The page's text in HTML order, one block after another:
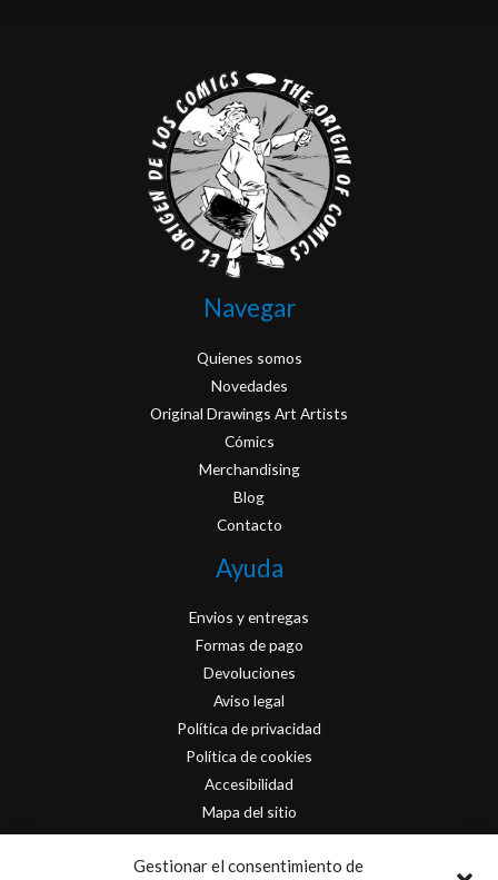
Gestionar el consentimiento de
Navegar
Quienes somos
Novedades
Original Drawings Art Artists
Cómics
Merchandising
Blog
Contacto
Ayuda
Envios y entregas
Formas de pago
Devoluciones
Aviso legal
Política de privacidad
Política de cookies
Accesibilidad
Mapa del sitio
Contacto